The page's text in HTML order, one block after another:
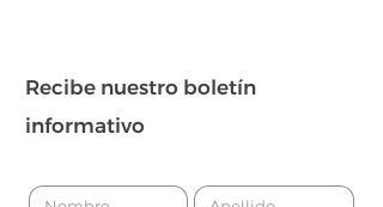
Recibe nuestro boletín
informativo